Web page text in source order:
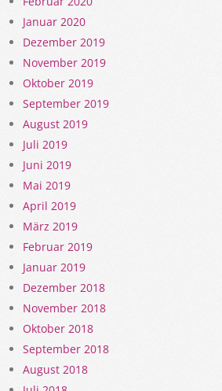
Januar 2020
Dezember 2019
November 2019
Oktober 2019
September 2019
August 2019
Juli 2019
Juni 2019
Mai 2019
April 2019
März 2019
Februar 2019
Januar 2019
Dezember 2018
November 2018
Oktober 2018
September 2018
August 2018